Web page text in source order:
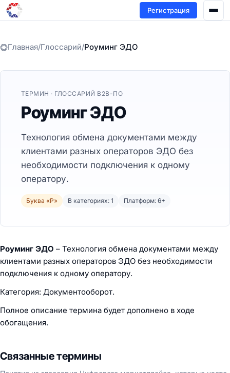
Регистрация
Главная/Глоссарий/Роуминг ЭДО
ТЕРМИН · ГЛОССАРИЙ B2B-ПО
Роуминг ЭДО
Технология обмена документами между
клиентами разных операторов ЭДО без
необходимости подключения к одному
оператору.
Буква «Р» В категориях: 1 Платформ: 6+
Роуминг ЭДО – Технология обмена документами между
клиентами разных операторов ЭДО без необходимости
подключения к одному оператору.
Категория: Документооборот.
Полное описание термина будет дополнено в ходе
обогащения.
Связанные термины